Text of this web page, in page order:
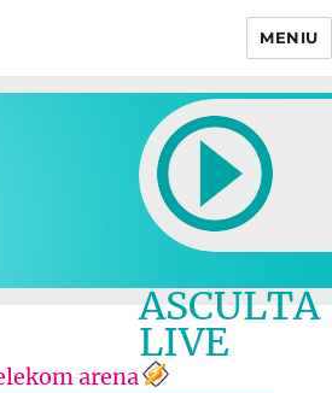
MENIU
ASCULTA
LIVE
arena